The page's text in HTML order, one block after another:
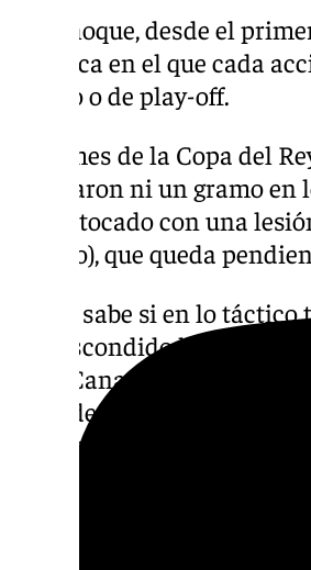
Y el choque, desde el
enérgica en el que cada
copero o de play-off.
A un mes de la Copa del
guardaron ni un gramo
acabó tocado con una
gemelo), que queda
Quién sabe si en lo
han escondido
Islas Canarias y para
largo de 2025. Lo que no
mucha anotación, de